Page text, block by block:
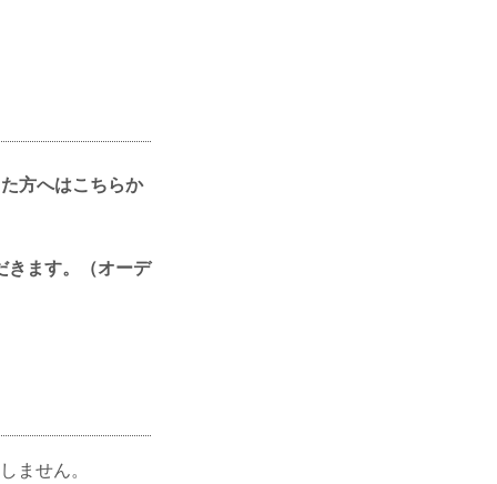
方へはこちらか
きます。（オーデ
ません。